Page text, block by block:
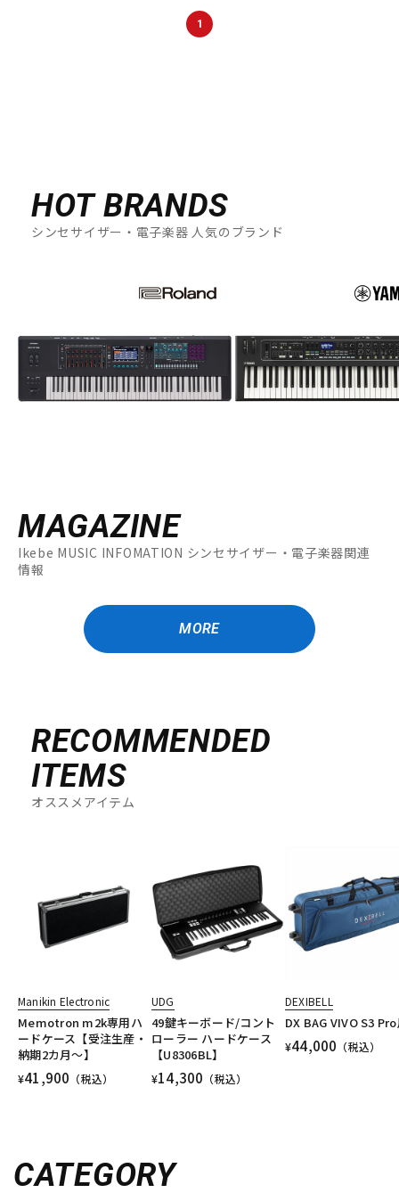
1
HOT BRANDS
シンセサイザー・電子楽器 人気のブランド
MAGAZINE
Ikebe MUSIC INFOMATION シンセサイザー・電子楽器関連
情報
MORE
RECOMMENDED
ITEMS
オススメアイテム
Manikin Electronic
Memotron m2k専用ハ
ードケース【受注生産・
納期2カ月～】
¥41,900 （税込）
UDG
49鍵キーボード/コント
ローラー ハードケース
【U8306BL】
¥14,300 （税込）
DEXIBELL
DX BAG VIVO S3
¥44,000 （税込）
CATEGORY